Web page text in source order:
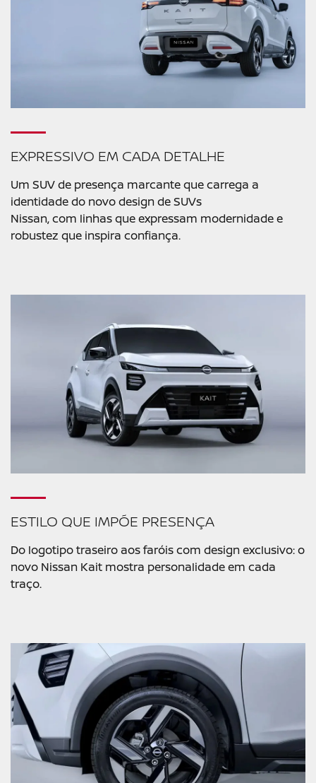
EXPRESSIVO EM CADA DETALHE
Um SUV de presença marcante que carrega a
identidade do novo design de SUVs
Nissan, com linhas que expressam modernidade e
robustez que inspira confiança.
ESTILO QUE IMPÕE PRESENÇA
Do logotipo traseiro aos faróis com design exclusivo: o
novo Nissan Kait mostra personalidade em cada
traço.